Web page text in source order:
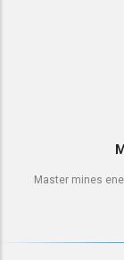
Master mines